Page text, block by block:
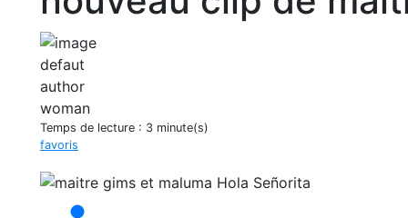
Temps de lecture : 3 minute(s)
favoris